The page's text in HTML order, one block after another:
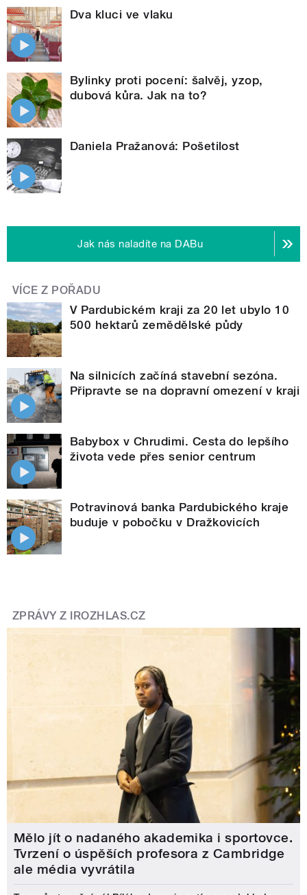
Dva kluci ve vlaku
Bylinky proti pocení: šalvěj, yzop,
dubová kůra. Jak na to?
Daniela Pražanová: Pošetilost
Jak nás naladíte na DABu
VÍCE Z POŘADU
V Pardubickém kraji za 20 let ubylo 10
500 hektarů zemědělské půdy
Na silnicích začíná stavební sezóna.
Připravte se na dopravní omezení v kraji
Babybox v Chrudimi. Cesta do lepšího
života vede přes senior centrum
Potravinová banka Pardubického kraje
buduje v pobočku v Dražkovicích
ZPRÁVY Z IROZHLAS.CZ
Mělo jít o nadaného akademika i sportovce.
Tvrzení o úspěších profesora z Cambridge
ale média vyvrátila